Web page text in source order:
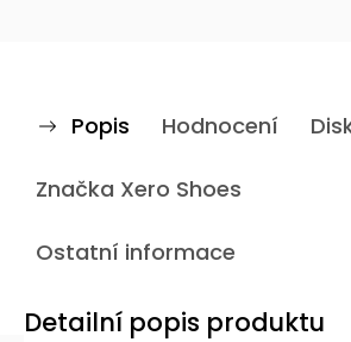
Popis Hodnocení
Značka Xero Shoes
Ostatní informace
Detailní popis produktu